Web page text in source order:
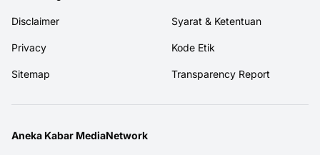
Disclaimer Syarat & Ketentuan
Privacy Kode Etik
Sitemap Transparency Report
Aneka Kabar MediaNetwork